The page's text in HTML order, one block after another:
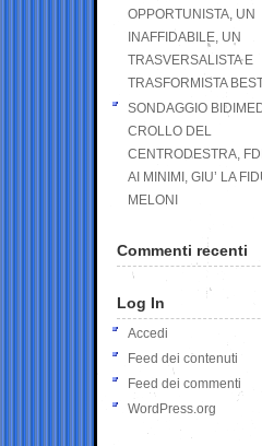
OPPORTUNISTA, UN
INAFFIDABILE, UN
TRASVERSALISTA E
TRASFORMISTA
SONDAGGIO
CROLLO DEL
CENTRODESTRA,
AI MINIMI, GIU’ LA
MELONI
Commenti recenti
Log In
Accedi
Feed dei contenuti
Feed dei commenti
WordPress.org